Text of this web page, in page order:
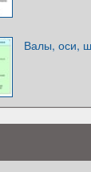
Валы, оси,